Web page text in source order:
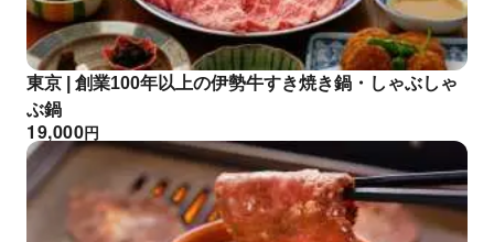
東京 | 創業100年以上の伊勢牛すき焼き鍋・しゃぶしゃ
ぶ鍋
円
19,000